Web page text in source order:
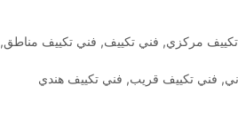
تكييف مركزي, فني تكييف, فني تكييف مناطق,
, فني تكييف قريب, فني تكييف هندي